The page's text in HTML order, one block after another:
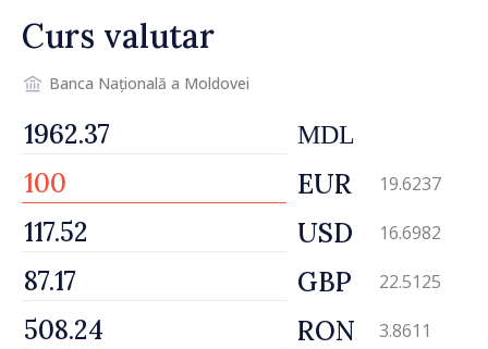
Curs valutar
Banca Națională a Moldovei
MDL
EUR 19.6237
USD 16.6982
GBP 22.5125
RON 3.8611